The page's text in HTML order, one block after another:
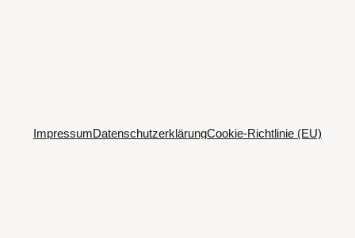
ImpressumDatenschutzerklärungCookie-Richtlinie (EU)